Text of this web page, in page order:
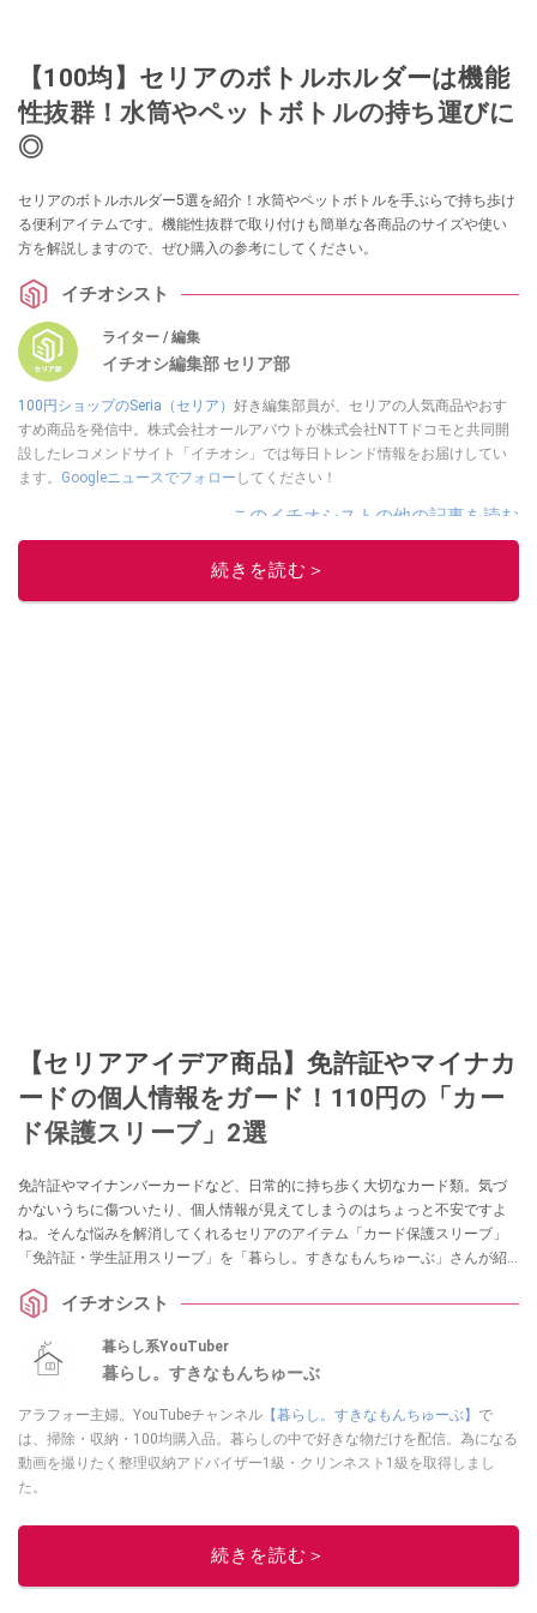
【100均】セリアのボトルホルダーは機能
性抜群！水筒やペットボトルの持ち運びに
◎
セリアのボトルホルダー5選を紹介！水筒やペットボトルを手ぶらで持ち歩け
る便利アイテムです。機能性抜群で取り付けも簡単な各商品のサイズや使い
方を解説しますので、ぜひ購入の参考にしてください。
イチオシスト
ライター / 編集
イチオシ編集部 セリア部
100円ショップのSeria（セリア） 好き編集部員が、セリアの人気商品やおす
すめ商品を発信中。株式会社オールアバウトが株式会社NTTドコモと共同開
設したレコメンドサイト「イチオシ」では毎日トレンド情報をお届けしてい
ます。 Googleニュースでフォロー してください！
このイチオシストの他の記事を読む
続きを読む＞
【セリアアイデア商品】免許証やマイナカ
ードの個人情報をガード！110円の「カー
ド保護スリーブ」2選
免許証やマイナンバーカードなど、日常的に持ち歩く大切なカード類。気づ
かないうちに傷ついたり、個人情報が見えてしまうのはちょっと不安ですよ
ね。そんな悩みを解消してくれるセリアのアイテム「カード保護スリーブ」
「免許証・学生証用スリーブ」を「暮らし。すきなもんちゅーぶ」さんが紹
で、ぜひチェックしてみてくださいね。
イチオシスト
暮らし系YouTuber
暮らし。すきなもんちゅーぶ
アラフォー主婦。YouTubeチャンネル 【暮らし。すきなもんちゅーぶ】 で
は、掃除・収納・100均購入品。暮らしの中で好きな物だけを配信。為になる
動画を撮りたく整理収納アドバイザー1級・クリンネスト1級を取得しまし
た。
このイチオシストの他の記事を読む
続きを読む＞